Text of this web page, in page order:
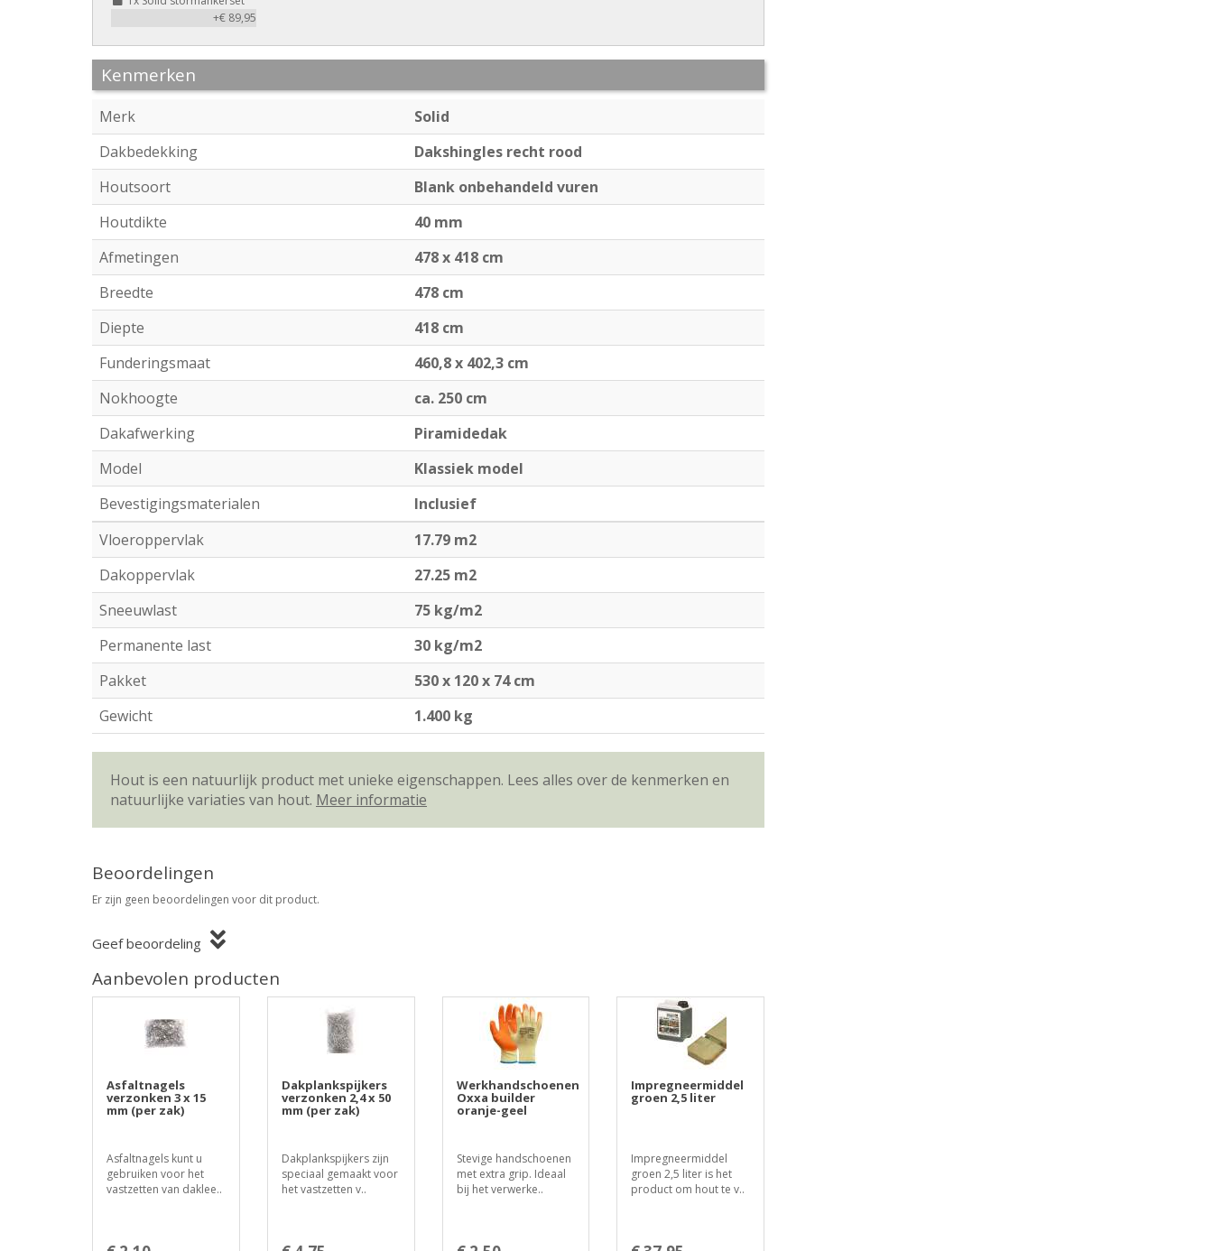
+€ 89,95
Kenmerken
Merk
Solid
Dakbedekking
Dakshingles recht rood
Houtsoort
Blank onbehandeld vuren
Houtdikte
40 mm
Afmetingen
478 x 418 cm
Breedte
478 cm
Diepte
418 cm
Funderingsmaat
460,8 x 402,3 cm
Nokhoogte
ca. 250 cm
Dakafwerking
Piramidedak
Model
Klassiek model
Bevestigingsmaterialen
Inclusief
Vloeroppervlak
17.79 m2
Dakoppervlak
27.25 m2
Sneeuwlast
75 kg/m2
Permanente last
30 kg/m2
Pakket
530 x 120 x 74 cm
Gewicht
1.400 kg
Hout is een natuurlijk product met unieke eigenschappen. Lees alles over de kenmerken en
natuurlijke variaties van hout. Meer informatie
Beoordelingen
Er zijn geen beoordelingen voor dit product.
Geef beoordeling
Aanbevolen producten
Asfaltnagels
verzonken 3 x 15
mm (per zak)
Asfaltnagels kunt u
gebruiken voor het
vastzetten van daklee..
Dakplankspijkers
verzonken 2,4 x 50
mm (per zak)
Dakplankspijkers zijn
speciaal gemaakt voor
het vastzetten v..
Werkhandschoenen
Oxxa builder
oranje-geel
Stevige handschoenen
met extra grip. Ideaal
bij het verwerke..
Impregneermiddel
groen 2,5 liter
Impregneermiddel
groen 2,5 liter is het
product om hout te v..